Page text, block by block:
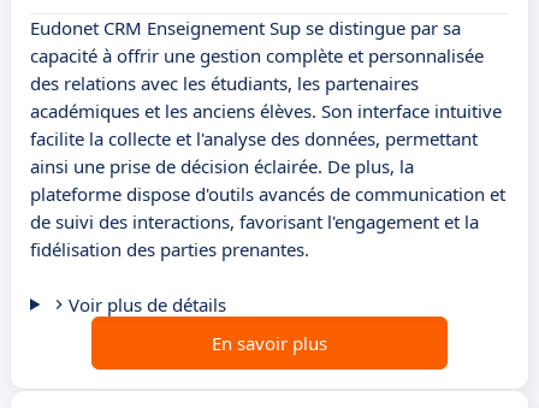
Eudonet CRM Enseignement Sup se distingue par sa
capacité à offrir une gestion complète et personnalisée
des relations avec les étudiants, les partenaires
académiques et les anciens élèves. Son interface intuitive
facilite la collecte et l'analyse des données, permettant
ainsi une prise de décision éclairée. De plus, la
plateforme dispose d'outils avancés de communication et
de suivi des interactions, favorisant l'engagement et la
fidélisation des parties prenantes.
Voir plus de détails
En savoir plus